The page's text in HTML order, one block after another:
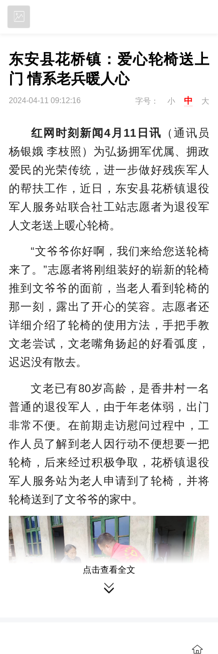
东安县花桥镇：爱心轮椅送上
门 情系老兵暖人心
2024-04-11 09:12:16 字号： 小 中 大
红网时刻新闻4月11日讯 （通讯员
杨银娥 李枝照）为弘扬拥军优属、拥政
爱民的光荣传统，进一步做好残疾军人
的帮扶工作，近日，东安县花桥镇退役
军人服务站联合社工站志愿者为退役军
人文老送上暖心轮椅。
“文爷爷你好啊，我们来给您送轮椅
来了。”志愿者将刚组装好的崭新的轮椅
推到文爷爷的面前，当老人看到轮椅的
那一刻，露出了开心的笑容。志愿者还
详细介绍了轮椅的使用方法，手把手教
文老尝试，文老嘴角扬起的好看弧度，
迟迟没有散去。
文老已有80岁高龄，是香井村一名
普通的退役军人，由于年老体弱，出门
非常不便。在前期走访慰问过程中，工
作人员了解到老人因行动不便想要一把
轮椅，后来经过积极争取，花桥镇退役
军人服务站为老人申请到了轮椅，并将
轮椅送到了文爷爷的家中。
点击查看全文
